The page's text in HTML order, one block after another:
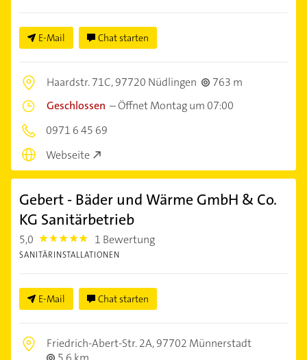
E-Mail Chat starten
Haardstr. 71C,97720 Nüdlingen
763 m
Geschlossen –Öffnet Montag um 07:00
0971 6 45 69
Webseite
Gebert - Bäder und Wärme GmbH & Co.
KG Sanitärbetrieb
5,0 5.0 1 Bewertung
SANITÄRINSTALLATIONEN
E-Mail Chat starten
Friedrich-Abert-Str. 2A,97702 Münnerstadt